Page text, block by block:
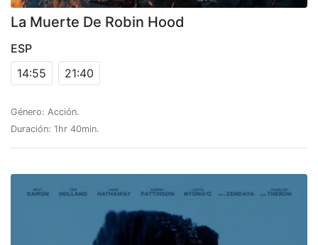
La Muerte De Robin Hood
ESP
14:55
21:40
Género: Acción.
Duración: 1hr 40min.